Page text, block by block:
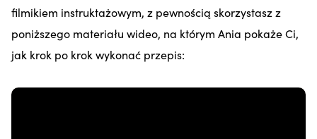
filmikiem instruktażowym, z pewnością skorzystasz z
poniższego materiału wideo, na którym Ania pokaże Ci,
jak krok po krok wykonać przepis: